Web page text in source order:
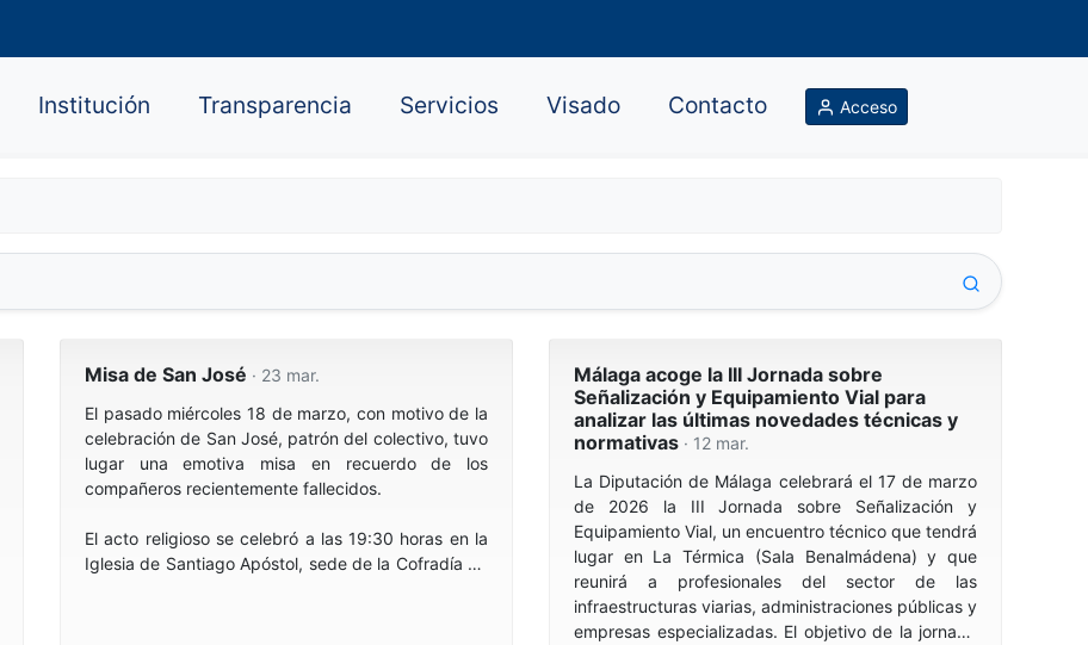
Institución Transparencia Servicios Visado Contacto Acceso
Misa de San José · 23 mar.
El pasado miércoles 18 de marzo, con motivo de la
celebración de San José, patrón del colectivo, tuvo
lugar una emotiva misa en recuerdo de los
compañeros recientemente fallecidos.
El acto religioso se celebró a las 19:30 horas en la
Iglesia de Santiago Apóstol, sede de la Cofradía de
Málaga acoge la III Jornada sobre
Señalización y Equipamiento Vial para
analizar las últimas novedades técnicas y
normativas · 12 mar.
La Diputación de Málaga celebrará el 17 de marzo
de 2026 la III Jornada sobre Señalización y
Equipamiento Vial, un encuentro técnico que tendrá
lugar en La Térmica (Sala Benalmádena) y que
reunirá a profesionales del sector de las
infraestructuras viarias, administraciones públicas y
empresas especializadas. El objetivo de la jornada